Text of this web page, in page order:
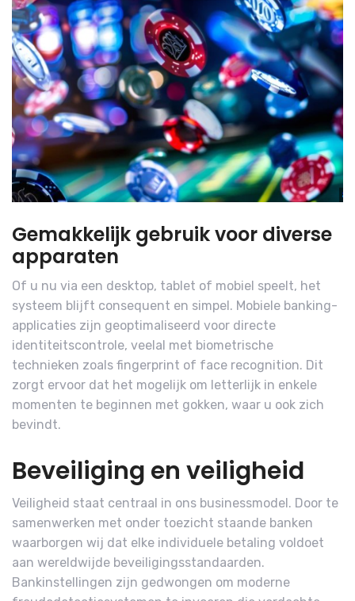
Gemakkelijk gebruik voor diverse
apparaten
Of u nu via een desktop, tablet of mobiel speelt, het
systeem blijft consequent en simpel. Mobiele banking-
applicaties zijn geoptimaliseerd voor directe
identiteitscontrole, veelal met biometrische
technieken zoals fingerprint of face recognition. Dit
zorgt ervoor dat het mogelijk om letterlijk in enkele
momenten te beginnen met gokken, waar u ook zich
bevindt.
Beveiliging en veiligheid
Veiligheid staat centraal in ons businessmodel. Door te
samenwerken met onder toezicht staande banken
waarborgen wij dat elke individuele betaling voldoet
aan wereldwijde beveiligingsstandaarden.
Bankinstellingen zijn gedwongen om moderne